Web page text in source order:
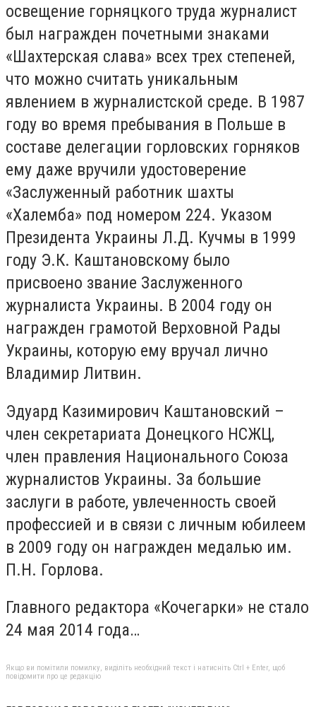
освещение горняцкого труда журналист
был награжден почетными знаками
«Шахтерская слава» всех трех степеней,
что можно считать уникальным
явлением в журналистской среде. В 1987
году во время пребывания в Польше в
составе делегации горловских горняков
ему даже вручили удостоверение
«Заслуженный работник шахты
«Халемба» под номером 224. Указом
Президента Украины Л.Д. Кучмы в 1999
году Э.К. Каштановскому было
присвоено звание Заслуженного
журналиста Украины. В 2004 году он
награжден грамотой Верховной Рады
Украины, которую ему вручал лично
Владимир Литвин.
Эдуард Казимирович Каштановский –
член секретариата Донецкого НСЖЦ,
член правления Национального Союза
журналистов Украины. За большие
заслуги в работе, увлеченность своей
профессией и в связи с личным юбилеем
в 2009 году он награжден медалью им.
П.Н. Горлова.
Главного редактора «Кочегарки» не стало
24 мая 2014 года…
Якщо ви помітили помилку, виділіть необхідний текст і натисніть Ctrl + Enter, щоб
повідомити про це редакцію